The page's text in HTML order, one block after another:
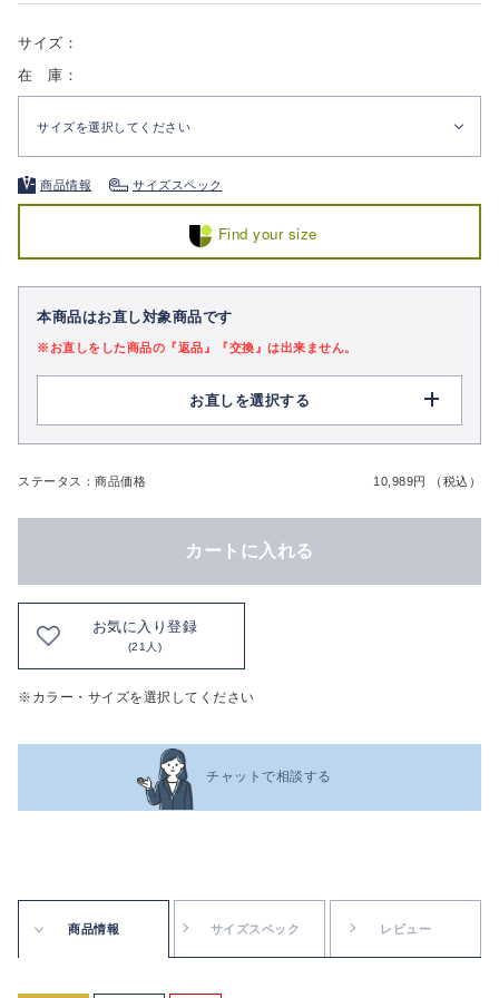
サイズ：
在 庫：
サイズを選択してください
商品情報 サイズスペック
Find your size
本商品はお直し対象商品です
※お直しをした商品の『返品』『交換』は出来ません。
お直しを選択する
ステータス：商品価格 10,989円 （税込）
カートに入れる
お気に入り登録
(21人)
※カラー・サイズを選択してください
チャットで相談する
商品情報 サイズスペック レビュー